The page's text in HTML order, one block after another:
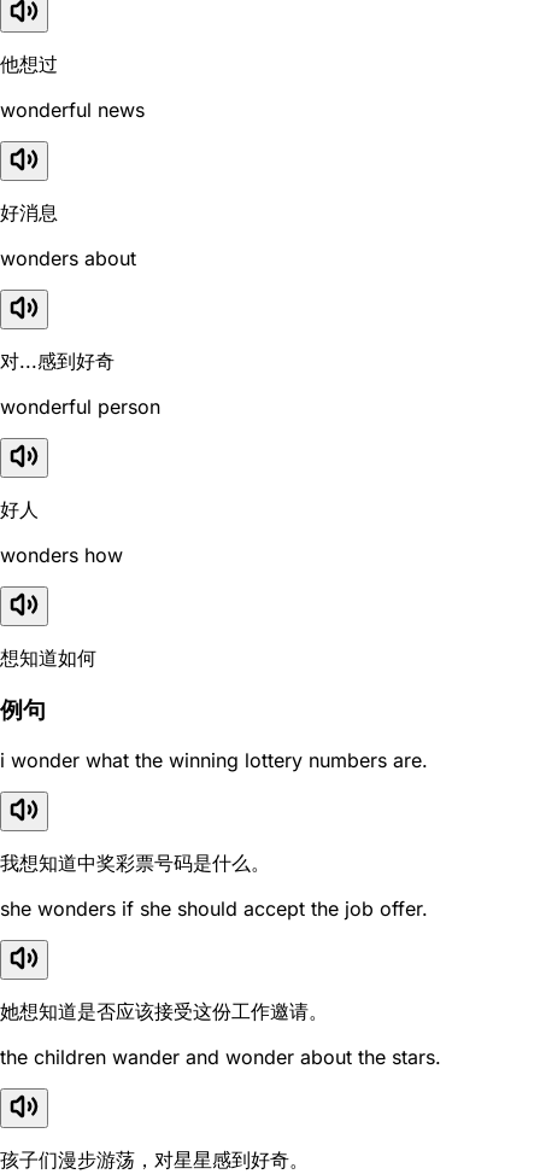
他想过
wonderful news
好消息
wonders about
对...感到好奇
wonderful person
好人
wonders how
想知道如何
例句
i wonder what the winning lottery numbers are.
我想知道中奖彩票号码是什么。
she wonders if she should accept the job offer.
她想知道是否应该接受这份工作邀请。
the children wander and wonder about the stars.
孩子们漫步游荡，对星星感到好奇。